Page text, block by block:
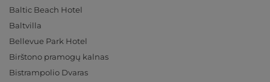
Baltic Beach Hotel
Baltvilla
Bellevue Park Hotel
Birštono pramogų kalnas
Bistrampolio Dvaras